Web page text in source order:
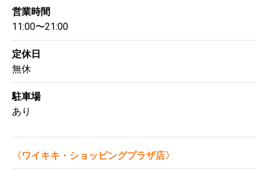
営業時間
11:00〜21:00
定休日
無休
駐車場
あり
〈ワイキキ・ショッピングプラザ店〉